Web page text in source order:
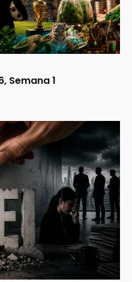
Semana 1